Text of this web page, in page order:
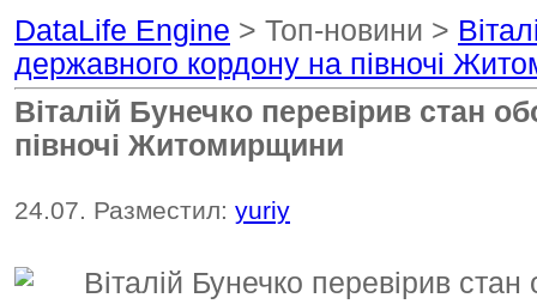
DataLife Engine > Топ-новини >
державного кордону на півночі
Віталій Бунечко перевірив стан
півночі Житомирщини
24.07. Разместил: yuriy